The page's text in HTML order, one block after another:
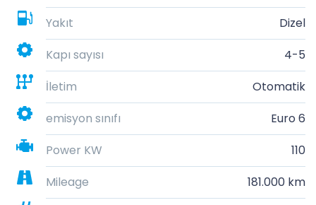
Yakıt
Dizel
Kapı sayısı
4-5
İletim
Otomatik
emisyon sınıfı
Euro 6
Power KW
110
Mileage
181.000 km